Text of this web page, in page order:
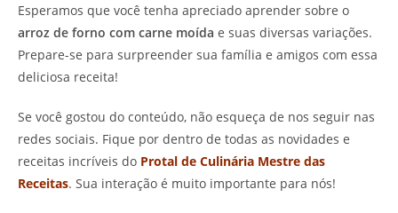
Esperamos que você tenha apreciado aprender sobre o
arroz de forno com carne moída e suas diversas variações.
Prepare-se para surpreender sua família e amigos com essa
deliciosa receita!
Se você gostou do conteúdo, não esqueça de nos seguir nas
redes sociais. Fique por dentro de todas as novidades e
receitas incríveis do Protal de Culinária Mestre das
Receitas. Sua interação é muito importante para nós!